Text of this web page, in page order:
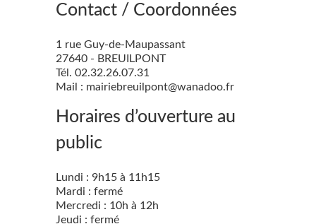
Contact / Coordonnées
1 rue Guy-de-Maupassant
27640 - BREUILPONT
Tél. 02.32.26.07.31
Mail : mairiebreuilpont@wanadoo.fr
Horaires d’ouverture au
public
Lundi : 9h15 à 11h15
Mardi : fermé
Mercredi : 10h à 12h
Jeudi : fermé